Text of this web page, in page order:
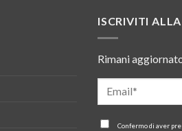
ISCRIVITI
Rimani
Confermo di aver